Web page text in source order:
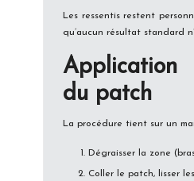
Les ressentis restent
qu’aucun résultat standard
Application
du patch
La procédure tient sur un
Dégraisser la zone
Coller le patch, lisser